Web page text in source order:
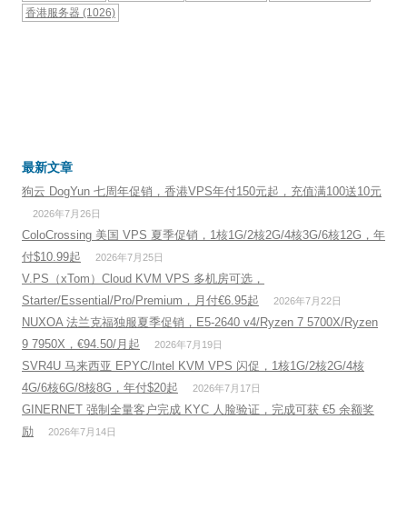
香港服务器 (1026)
最新文章
狗云 DogYun 七周年促销，香港VPS年付150元起，充值满100送10元
2026年7月26日
ColoCrossing 美国 VPS 夏季促销，1核1G/2核2G/4核3G/6核12G，年
付$10.99起
2026年7月25日
V.PS（xTom）Cloud KVM VPS 多机房可选，
Starter/Essential/Pro/Premium，月付€6.95起
2026年7月22日
NUXOA 法兰克福独服夏季促销，E5-2640 v4/Ryzen 7 5700X/Ryzen
9 7950X，€94.50/月起
2026年7月19日
SVR4U 马来西亚 EPYC/Intel KVM VPS 闪促，1核1G/2核2G/4核
4G/6核6G/8核8G，年付$20起
2026年7月17日
GINERNET 强制全量客户完成 KYC 人脸验证，完成可获 €5 余额奖
励
2026年7月14日